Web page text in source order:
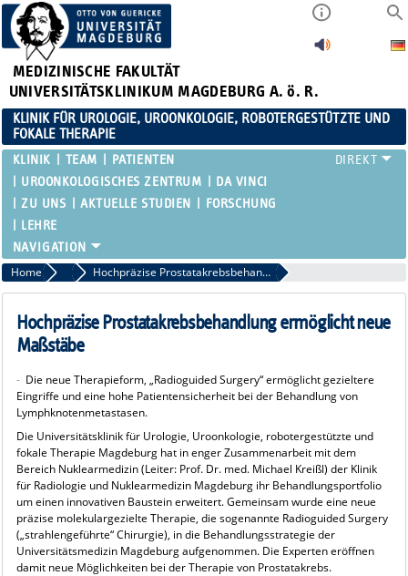
MEDIZINISCHE FAKULTÄT
UNIVERSITÄTSKLINIKUM MAGDEBURG A. ö. R.
KLINIK FÜR UROLOGIE, UROONKOLOGIE, ROBOTERGESTÜTZTE UND
FOKALE THERAPIE
KLINIK TEAM
PATIENTEN
UROONKOLOGISCHES ZENTRUM
DA VINCI
ZU UNS
AKTUELLE STUDIEN
FORSCHUNG
LEHRE
Home Aktuelles Hochpräzise Prostatakrebsbehandlung ermöglicht neue Maßstäbe
Hochpräzise Prostatakrebsbehandlung ermöglicht neue
Maßstäbe
- Die neue Therapieform, „Radioguided Surgery“ ermöglicht gezieltere
Eingriffe und eine hohe Patientensicherheit bei der Behandlung von
Lymphknotenmetastasen.
Die Universitätsklinik für Urologie, Uroonkologie, robotergestützte und
fokale Therapie Magdeburg hat in enger Zusammenarbeit mit dem
Bereich Nuklearmedizin (Leiter: Prof. Dr. med. Michael Kreißl) der Klinik
für Radiologie und Nuklearmedizin Magdeburg ihr Behandlungsportfolio
um einen innovativen Baustein erweitert. Gemeinsam wurde eine neue
präzise molekulargezielte Therapie, die sogenannte Radioguided Surgery
(„strahlengeführte“ Chirurgie), in die Behandlungsstrategie der
Universitätsmedizin Magdeburg aufgenommen. Die Experten eröffnen
damit neue Möglichkeiten bei der Therapie von Prostatakrebs.